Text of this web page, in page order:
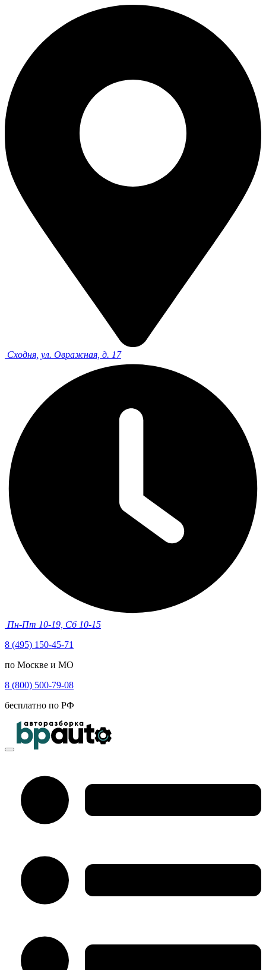
Сходня, ул. Овражная, д. 17
Пн-Пт 10-19, Сб 10-15
8 (495) 150-45-71
по Москве и МО
8 (800) 500-79-08
бесплатно по РФ